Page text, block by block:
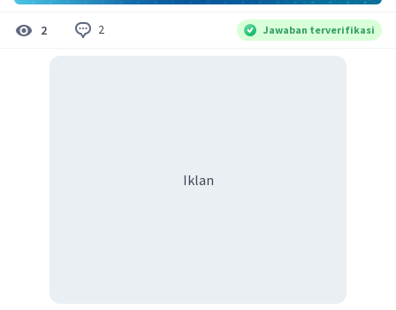
2 2 Jawaban terverifikasi
Iklan